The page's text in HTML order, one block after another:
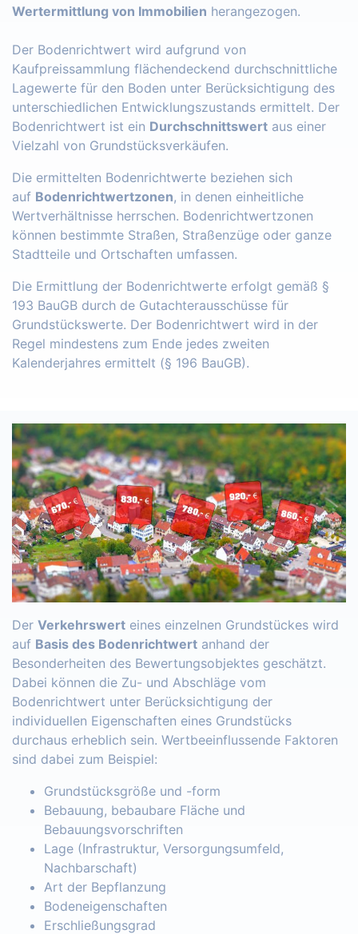
Wertermittlung von Immobilien herangezogen.
Der Bodenrichtwert wird aufgrund von
Kaufpreissammlung flächendeckend durchschnittliche
Lagewerte für den Boden unter Berücksichtigung des
unterschiedlichen Entwicklungszustands ermittelt. Der
Bodenrichtwert ist ein Durchschnittswert aus einer
Vielzahl von Grundstücksverkäufen.
Die ermittelten Bodenrichtwerte beziehen sich
auf Bodenrichtwertzonen, in denen einheitliche
Wertverhältnisse herrschen. Bodenrichtwertzonen
können bestimmte Straßen, Straßenzüge oder ganze
Stadtteile und Ortschaften umfassen.
Die Ermittlung der Bodenrichtwerte erfolgt gemäß §
193 BauGB durch de Gutachterausschüsse für
Grundstückswerte. Der Bodenrichtwert wird in der
Regel mindestens zum Ende jedes zweiten
Kalenderjahres ermittelt (§ 196 BauGB).
Der Verkehrswert eines einzelnen Grundstückes wird
auf Basis des Bodenrichtwert anhand der
Besonderheiten des Bewertungsobjektes geschätzt.
Dabei können die Zu- und Abschläge vom
Bodenrichtwert unter Berücksichtigung der
individuellen Eigenschaften eines Grundstücks
durchaus erheblich sein. Wertbeeinflussende Faktoren
sind dabei zum Beispiel:
Grundstücksgröße und -form
Bebauung, bebaubare Fläche und
Bebauungsvorschriften
Lage (Infrastruktur, Versorgungsumfeld,
Nachbarschaft)
Art der Bepflanzung
Bodeneigenschaften
Erschließungsgrad